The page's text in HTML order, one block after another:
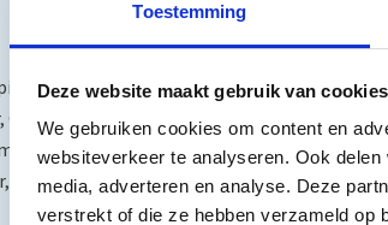
Toestemming
Deze website maakt gebruik van cookies
We gebruiken cookies om content en
websiteverkeer te analyseren. Ook
media, adverteren en analyse. Deze
verstrekt of die ze hebben verzameld op
ip3500, Canon pixma ip4200, Canon
pixma ix4000, Canon pixma ix5000,
Canon pixma mp600, Canon pixma
Canon pixma mp810, Canon pixma mp830,